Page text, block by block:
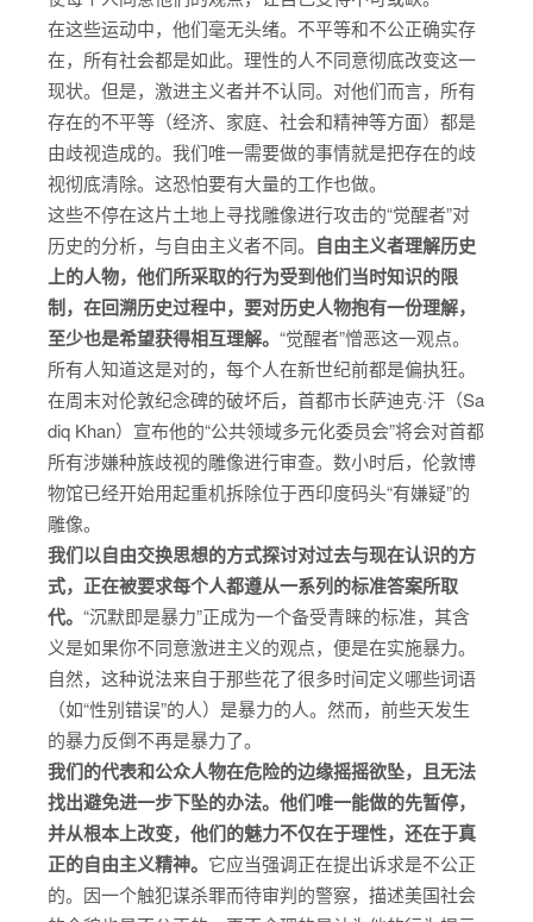
在这些运动中，他们毫无头绪。不平等和不公正确实存
在，所有社会都是如此。理性的人不同意彻底改变这一
现状。但是，激进主义者并不认同。对他们而言，所有
存在的不平等（经济、家庭、社会和精神等方面）都是
由歧视造成的。我们唯一需要做的事情就是把存在的歧
视彻底清除。这恐怕要有大量的工作也做。
这些不停在这片土地上寻找雕像进行攻击的“觉醒者”对
历史的分析，与自由主义者不同。 自由主义者理解历史
上的人物，他们所采取的行为受到他们当时知识的限
制，在回溯历史过程中，要对历史人物抱有一份理解，
至少也是希望获得相互理解。 “觉醒者”憎恶这一观点。
所有人知道这是对的，每个人在新世纪前都是偏执狂。
在周末对伦敦纪念碑的破坏后，首都市长萨迪克·汗（Sa
diq Khan）宣布他的“公共领域多元化委员会”将会对首都
所有涉嫌种族歧视的雕像进行审查。数小时后，伦敦博
物馆已经开始用起重机拆除位于西印度码头“有嫌疑”的
雕像。
我们以自由交换思想的方式探讨对过去与现在认识的方
式，正在被要求每个人都遵从一系列的标准答案所取
代。 “沉默即是暴力”正成为一个备受青睐的标准，其含
义是如果你不同意激进主义的观点，便是在实施暴力。
自然，这种说法来自于那些花了很多时间定义哪些词语
（如“性别错误”的人）是暴力的人。然而，前些天发生
的暴力反倒不再是暴力了。
我们的代表和公众人物在危险的边缘摇摇欲坠，且无法
找出避免进一步下坠的办法。他们唯一能做的先暂停，
并从根本上改变，他们的魅力不仅在于理性，还在于真
正的自由主义精神。 它应当强调正在提出诉求是不公正
的。因一个触犯谋杀罪而待审判的警察，描述美国社会